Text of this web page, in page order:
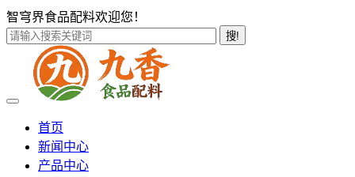
智穹界食品配料欢迎您！
搜!
首页
新闻中心
产品中心